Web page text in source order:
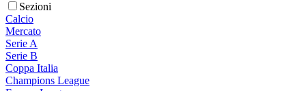
Sezioni
Calcio
Mercato
Serie A
Serie B
Coppa Italia
Champions League